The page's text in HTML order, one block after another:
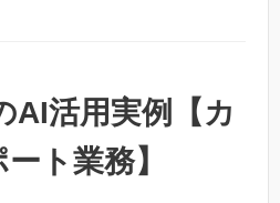
AI活用実例【カ
ト業務】